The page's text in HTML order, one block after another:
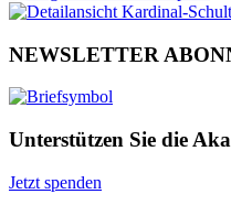
NEWSLETTER
Unterstützen Sie die
Jetzt spenden